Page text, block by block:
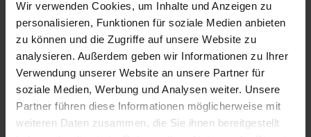
Wir verwenden Cookies, um Inhalte und Anzeigen zu
personalisieren, Funktionen für soziale Medien anbieten
zu können und die Zugriffe auf unsere Website zu
analysieren. Außerdem geben wir Informationen zu Ihrer
Verwendung unserer Website an unsere Partner für
soziale Medien, Werbung und Analysen weiter. Unsere
Partner führen diese Informationen möglicherweise mit
weiteren Daten zusammen, die Sie ihnen bereitgestellt
Die Entstehung des Lohnanspruchs des
Arbeitnehmers
Der Preis dieses Titels richtet sich nach der